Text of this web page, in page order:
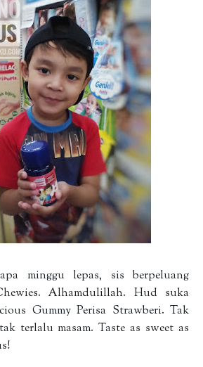
minggu lepas, sis berpeluang
Alhamdulillah. Hud suka
Gummy Perisa Strawberi. Tak
terlalu masam. Taste as sweet as